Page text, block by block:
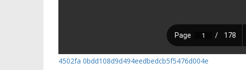
4502fa 0bdd108d9d494eedbedcb5f5476d004e